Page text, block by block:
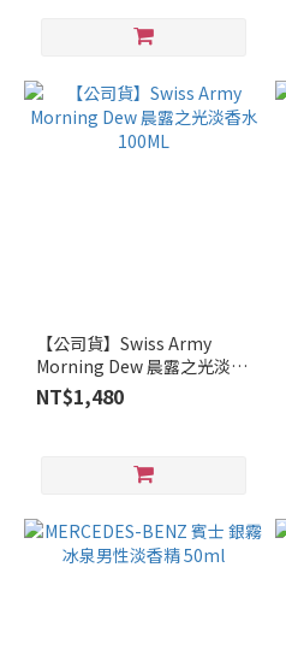
【公司貨】Swiss Army
Morning Dew 晨露之光淡香
水 100ML
NT$1,480